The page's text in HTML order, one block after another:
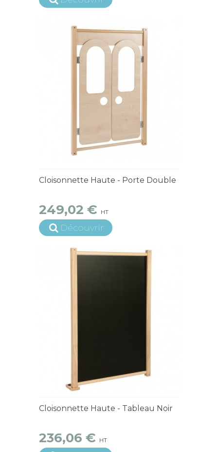
Cloisonnette Haute - Porte Double
249,02 € HT
Découvrir
Cloisonnette Haute - Tableau Noir
236,06 € HT